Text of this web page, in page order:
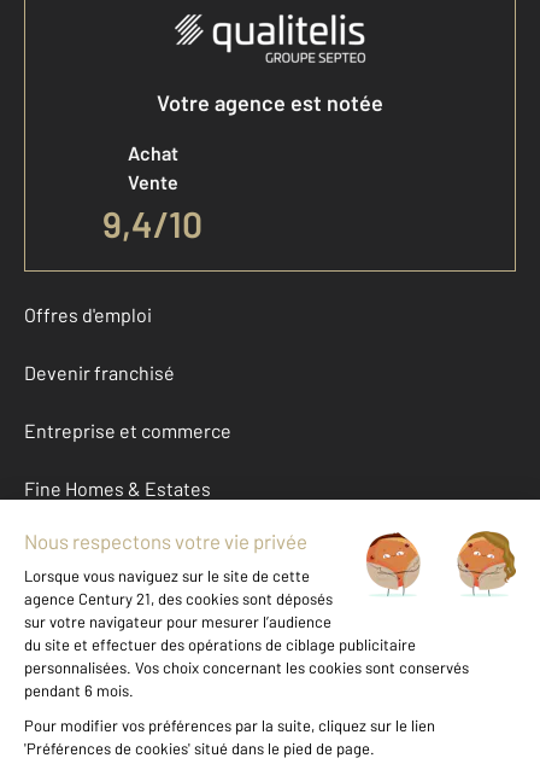
Votre agence est notée
Achat
Vente
9,4/10
Offres d'emploi
Devenir franchisé
Entreprise et commerce
Fine Homes & Estates
À propos
International
Nous contacter